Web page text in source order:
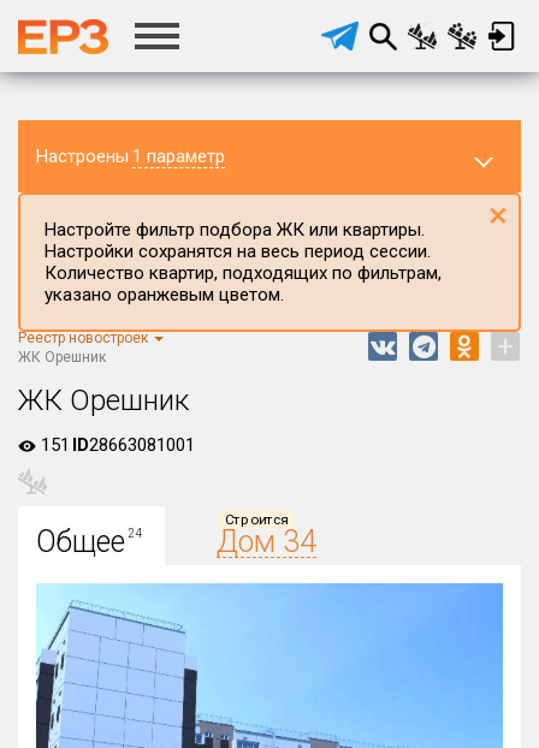
Настроены 1 параметр
Регион ЖК
Все
Все
Район в городе
Все
Цена
Настройте фильтр подбора ЖК или квартиры.
Настройки сохранятся на весь период сессии.
Количество квартир, подходящих по фильтрам,
указано оранжевым цветом.
×
Реестр новостроек
ЖК Орешник
+
ЖК Орешник
151 ID28663081001
Общее24
Строится
Дом 34